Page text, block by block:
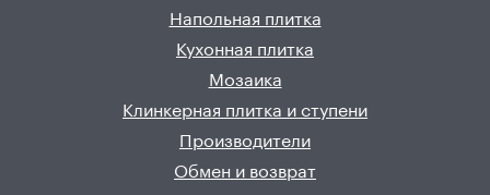
Напольная плитка
Кухонная плитка
Мозаика
Клинкерная плитка и ступени
Производители
Обмен и возврат